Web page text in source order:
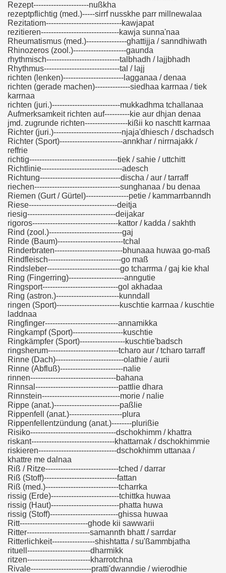
Rezept----------------------nußkha
rezeptpflichtig (med.)-----sirrf nusskhe parr millnewalaa
Rezitatiom------------------------------kawjapat
rezitieren-------------------------------kawja sunna'naa
Rheumatismus (med.)----------------ghattijja / sanndhiwath
Rhinozeros (zool.)---------------------gaunda
rhythmisch-----------------------------talbhadh / lajjbhadh
Rhythmus------------------------------tal / lajj
richten (lenken)------------------------lagganaa / denaa
richten (gerade machen)--------------siedhaa karrnaa / tiek
karrnaa
richten (juri.)---------------------------mukkadhma tchallanaa
Aufmerksamkeit richten auf----------kie aur dhjan denaa
jmd. zugrunde richten-----------------kißii ko naschtt karrnaa
Richter (juri.)---------------------------njaja'dhiesch / dschadsch
Richter (Sport)-------------------------annkhar / nirrnajakk /
reffrie
richtig-----------------------------------tiek / sahie / uttchitt
Richtlinie--------------------------------adesch
Richtung--------------------------------discha / aur / tarraff
riechen----------------------------------sunghanaa / bu denaa
Riemen (Gurt / Gürtel)-----------------petie / kammarrbanndh
Riese-----------------------------------deitja
riesig-----------------------------------deijakar
rigoros----------------------------------kattor / kadda / sakhth
Rind (zool.)-----------------------------gaj
Rinde (Baum)--------------------------tchal
Rinderbraten---------------------------bhunaaa huwaa go-maß
Rindfleisch-----------------------------go maß
Rindsleber-----------------------------go tcharrma / gaj kie khal
Ring (Fingerring)----------------------anngutie
Ringsport------------------------------gol akhadaa
Ring (astron.)-------------------------kunndall
ringen (Sport)-------------------------kuschtie karrnaa / kuschtie
laddnaa
Ringfinger-----------------------------annamikka
Ringkampf (Sport)--------------------kuschtie
Ringkämpfer (Sport)------------------kuschtie'badsch
ringsherum----------------------------tcharo aur / tcharo tarraff
Rinne (Dach)---------------------------olathie / aurii
Rinne (Abfluß)-------------------------nalie
rinnen----------------------------------bahana
Rinnsal---------------------------------pattlie dhara
Rinnstein-------------------------------morie / nalie
Rippe (anat.)--------------------------paßlie
Rippenfell (anat.)---------------------plura
Rippenfellentzündung (anat.)--------plurißie
Risiko----------------------------------dschokhimm / khattra
riskant---------------------------------khattarnak / dschokhimmie
riskieren-------------------------------dschokhimm uttanaa /
khattre me dalnaa
Riß / Ritze-----------------------------tched / darrar
Riß (Stoff)-----------------------------fattan
Riß (med.)-----------------------------tcharrka
rissig (Erde)---------------------------tchittka huwaa
rissig (Haut)---------------------------phatta huwa
rissig (Stoff)---------------------------ghissa huwaa
Ritt---------------------------ghode kii sawwarii
Ritter-------------------------samannth bhatt / sarrdar
Ritterlichkeit-----------------shishtatta / su'ßammbjatha
rituell-------------------------dharmikk
ritzen-------------------------kharrotchna
Rivale------------------------pratti'dwanndie / wierodhie